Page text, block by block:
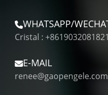
WHATSAPP/
Cristal : +8619032081821
E-MAIL
renee@gaopengele.com